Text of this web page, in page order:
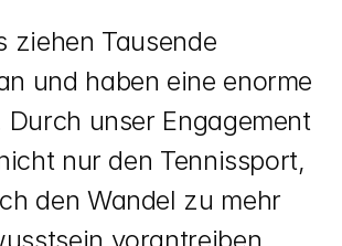
ziehen Tausende
und haben eine enorme
Durch unser Engagement
nur den Tennissport,
den Wandel zu mehr